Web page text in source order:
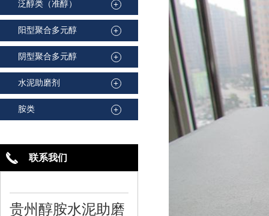
泛醇类（准醇） +
阳型聚合多元醇 +
阴型聚合多元醇 +
水泥助磨剂 +
胺类 +
联系我们
贵州醇胺水泥助磨